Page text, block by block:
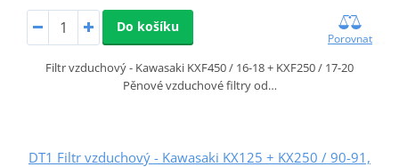
Do košíku
Porovnat
Filtr vzduchový - Kawasaki KXF450 / 16-18 + KXF250 / 17-20
Pěnové vzduchové filtry od…
DT1 Filtr vzduchový - Kawasaki KX125 + KX250 / 90-91,